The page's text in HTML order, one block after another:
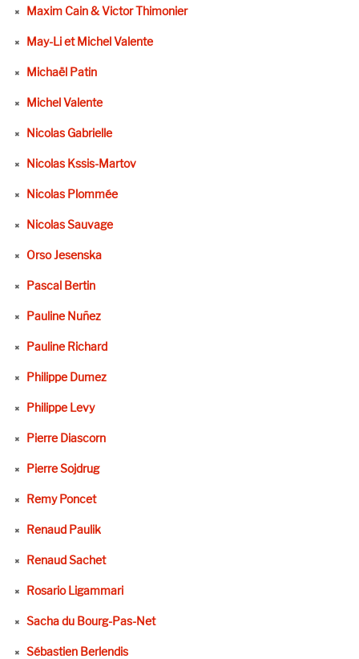
Maxim Cain & Victor Thimonier
May-Li et Michel Valente
Michaël Patin
Michel Valente
Nicolas Gabrielle
Nicolas Kssis-Martov
Nicolas Plommée
Nicolas Sauvage
Orso Jesenska
Pascal Bertin
Pauline Nuñez
Pauline Richard
Philippe Dumez
Philippe Levy
Pierre Diascorn
Pierre Sojdrug
Remy Poncet
Renaud Paulik
Renaud Sachet
Rosario Ligammari
Sacha du Bourg-Pas-Net
Sébastien Berlendis